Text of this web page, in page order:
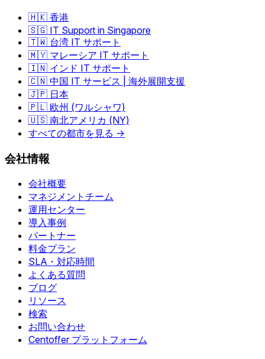
🇭🇰 香港
🇸🇬 IT Support in Singapore
🇹🇼 台湾 IT サポート
🇲🇾 マレーシア IT サポート
🇮🇳 インド IT サポート
🇨🇳 中国 IT サービス | 海外展開支援
🇯🇵 日本
🇵🇱 欧州 (ワルシャワ)
🇺🇸 南北アメリカ (NY)
すべての都市を見る →
会社情報
会社概要
マネジメントチーム
運用センター
導入事例
パートナー
料金プラン
SLA・対応時間
よくある質問
ブログ
リソース
検索
お問い合わせ
Centoffer プラットフォーム